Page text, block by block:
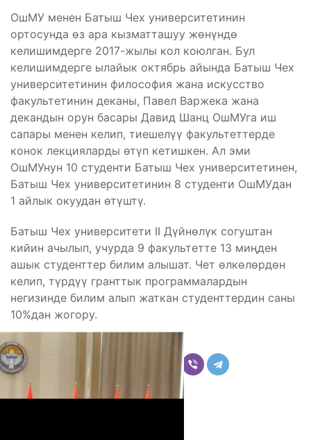
ОшМУ менен Батыш Чех университетинин
ортосунда өз ара кызматташуу жөнүндө
келишимдерге 2017-жылы кол коюлган. Бул
келишимдерге ылайык октябрь айында Батыш Чех
университетинин философия жана искусство
факультетинин деканы, Павел Варжека жана
декандын орун басары Давид Шанц ОшМУга иш
сапары менен келип, тиешелүү факультеттерде
конок лекцияларды өтүп кетишкен. Ал эми
ОшМУнун 10 студенти Батыш Чех университетинен,
Батыш Чех университетинин 8 студенти ОшМУдан
1 айлык окуудан өтүштү.
Батыш Чех университети II Дүйнөлүк согуштан
кийин ачылып, учурда 9 факультетте 13 миңден
ашык студенттер билим алышат. Чет өлкөлөрдөн
келип, түрдүү гранттык программалардын
негизинде билим алып жаткан студенттердин саны
10%дан жогору.
Комментарийлер